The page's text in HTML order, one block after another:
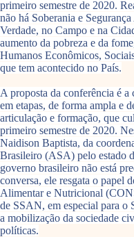
primeiro semestre de 2020.
não há Soberania e
Verdade, no Campo e na
aumento da pobreza e da
Humanos Econômicos,
que tem acontecido no País.
A proposta da conferência é a
em etapas, de forma ampla e
articulação e formação, que
primeiro semestre de 2020.
Naidison Baptista, da
Brasileiro (ASA) pelo estado
governo brasileiro não está
conversa, ele resgata o papel
Alimentar e Nutricional
de SSAN, em especial para o
a mobilização da sociedade
políticas.